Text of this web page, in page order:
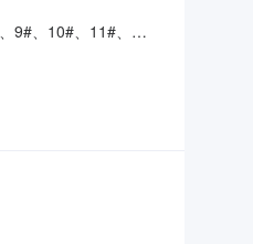
、10#、11#、